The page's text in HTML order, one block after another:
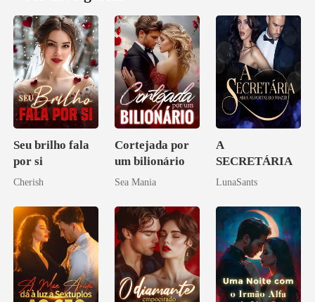
Seu brilho fala
por si
Cherish
Cortejada por
um bilionário
Sea Mania
A
SECRETÁRIA
LunaSants